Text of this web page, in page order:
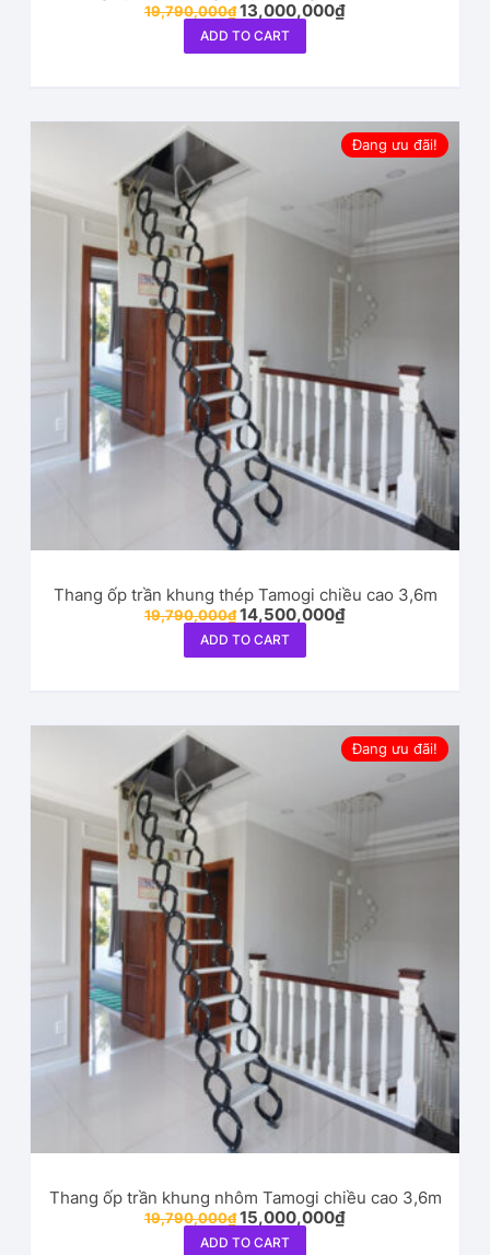
19,790,000₫13,000,000₫
ADD TO CART
Đang ưu đãi!
Thang ốp trần khung thép Tamogi chiều cao 3,6m
19,790,000₫14,500,000₫
ADD TO CART
Đang ưu đãi!
Thang ốp trần khung nhôm Tamogi chiều cao 3,6m
19,790,000₫15,000,000₫
ADD TO CART